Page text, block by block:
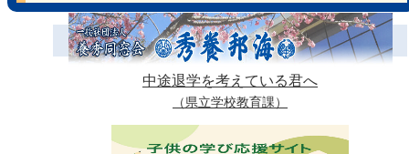
中途退学を考えている君へ
（県立学校教育課）